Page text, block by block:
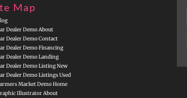
Map
Dealer Demo About
Dealer Demo Contact
Dealer Demo Financing
Dealer Demo Landing
Dealer Demo Listing New
Dealer Demo Listings Used
Market Demo Home
Illustrator About